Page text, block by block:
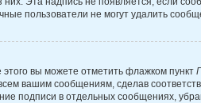
пользователи не могут удалить
вы можете отметить флажком пункт
вашим сообщениям, сделав
подписи в отдельных сообщениях,